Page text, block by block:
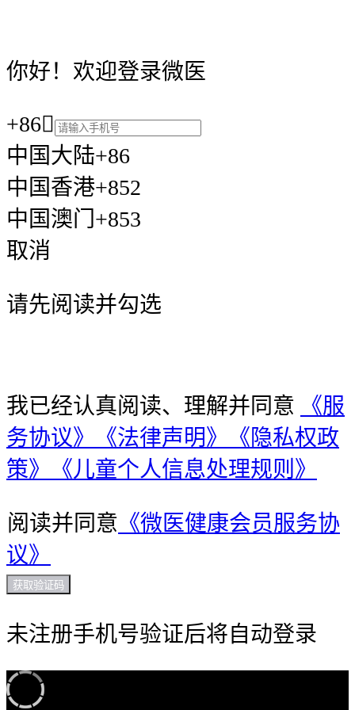
你好！欢迎登录微医
+86
中国大陆+86
中国香港+852
中国澳门+853
取消
请先阅读并勾选
我已经认真阅读、理解并同意
《服
务协议》
《法律声明》
《隐私权政
策》
《儿童个人信息处理规则》
阅读并同意 《微医健康会员服务协
议》
获取验证码
未注册手机号验证后将自动登录